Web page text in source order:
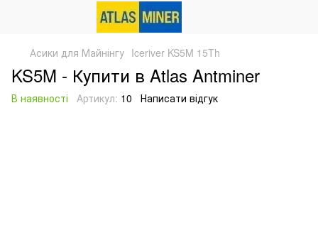
Асики для Майнінгу Iceriver KS5M 15Th
KS5M - Купити в Atlas Antminer
В наявності Артикул: 10 Написати відгук